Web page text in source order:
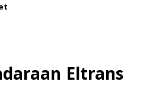
Eltrans